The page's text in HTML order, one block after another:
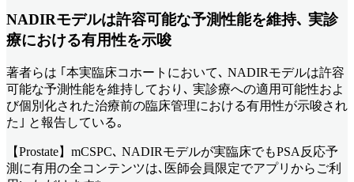
NADIRモデルは許容可能な予測性能を維持､ 実診
療における有用性を示唆
著者らは ｢本実臨床コホートにおいて､ NADIRモデルは許容
可能な予測性能を維持しており､ 実診療への適用可能性およ
び個別化された治療前の臨床管理における有用性が示唆され
た｣ と報告している｡
【Prostate】mCSPC､ NADIRモデルが実臨床でもPSA反応予
測に有用の全コンテンツは､医師会員限定でアプリからご利